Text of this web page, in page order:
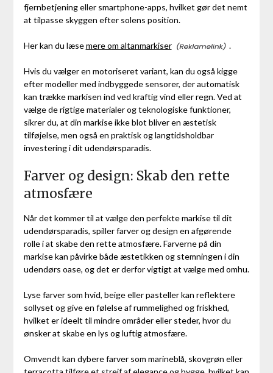
fjernbetjening eller smartphone-apps, hvilket gør det nemt
at tilpasse skyggen efter solens position.
Her kan du læsemere om altanmarkiser .
Hvis du vælger en motoriseret variant, kan du også kigge
efter modeller med indbyggede sensorer, der automatisk
kan trække markisen ind ved kraftig vind eller regn. Ved at
vælge de rigtige materialer og teknologiske funktioner,
sikrer du, at din markise ikke blot bliver en æstetisk
tilføjelse, men også en praktisk og langtidsholdbar
investering i dit udendørsparadis.
Farver og design: Skab den rette
atmosfære
Når det kommer til at vælge den perfekte markise til dit
udendørsparadis, spiller farver og design en afgørende
rolle i at skabe den rette atmosfære. Farverne på din
markise kan påvirke både æstetikken og stemningen i din
udendørs oase, og det er derfor vigtigt at vælge med omhu.
Lyse farver som hvid, beige eller pasteller kan reflektere
sollyset og give en følelse af rummelighed og friskhed,
hvilket er ideelt til mindre områder eller steder, hvor du
ønsker at skabe en lys og luftig atmosfære.
Omvendt kan dybere farver som marineblå, skovgrøn eller